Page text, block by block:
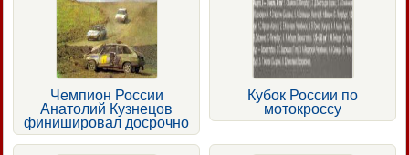
Чемпион России
Анатолий Кузнецов
финишировал досрочно
Кубок России по
мотокроссу